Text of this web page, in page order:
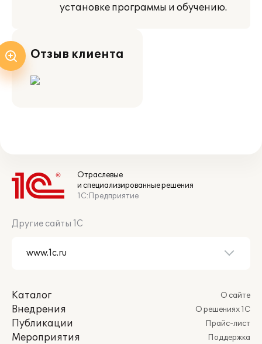
установке программы и обучению.
Отзыв клиента
Отраслевые
и специализированные решения
1С:Предприятие
Другие сайты 1С
Каталог
Внедрения
Публикации
Мероприятия
О сайте
О решениях 1С
Прайс-лист
Поддержка